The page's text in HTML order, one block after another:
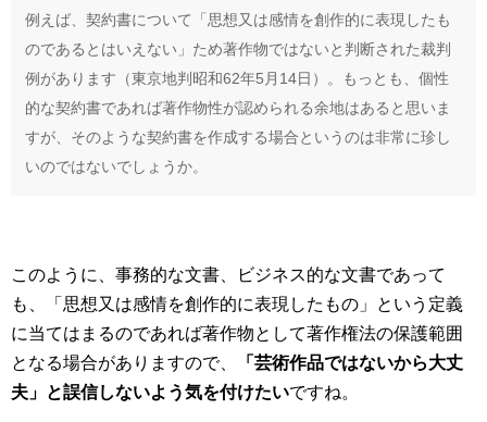
例えば、契約書について「思想又は感情を創作的に表現したも
のであるとはいえない」ため著作物ではないと判断された裁判
例があります（東京地判昭和62年5月14日）。もっとも、個性
的な契約書であれば著作物性が認められる余地はあると思いま
すが、そのような契約書を作成する場合というのは非常に珍し
いのではないでしょうか。
このように、事務的な文書、ビジネス的な文書であって
も、「思想又は感情を創作的に表現したもの」という定義
に当てはまるのであれば著作物として著作権法の保護範囲
となる場合がありますので、
「芸術作品ではないから大丈
夫」と誤信しないよう気を付けたいですね。